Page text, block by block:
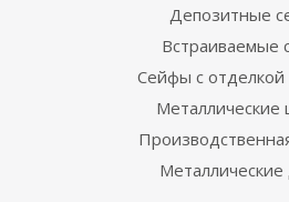
Депозитные
Встраиваемые
Сейфы с
Металлические